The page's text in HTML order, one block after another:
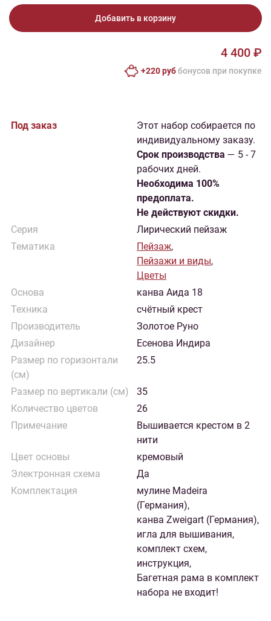
Добавить в корзину
4 400 ₽
+220 руббонусов при покупке
Под заказ
Этот набор собирается по
индивидуальному заказу.
Cрок производства — 5 - 7
рабочих дней.
Необходима 100%
предоплата.
Не действуют скидки.
Серия
Лирический пейзаж
Тематика
Пейзаж,
Пейзажи и виды,
Цветы
Основа
канва Аида 18
Техника
счётный крест
Производитель
Золотое Руно
Дизайнер
Есенова Индира
Размер по горизонтали
(см)
25.5
Размер по вертикали (см)
35
Количество цветов
26
Примечание
Вышивается крестом в 2
нити
Цвет основы
кремовый
Электронная схема
Да
Комплектация
мулине Madeira
(Германия),
канва Zweigart (Германия),
игла для вышивания,
комплект схем,
инструкция,
Багетная рама в комплект
набора не входит!